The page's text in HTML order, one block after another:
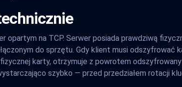
opartym na TCP. Serwer posiada prawdziwą
do sprzętu. Gdy klient musi odszyfrować
karty, otrzymuje z powrotem
szybko — przed przedziałem rotacji